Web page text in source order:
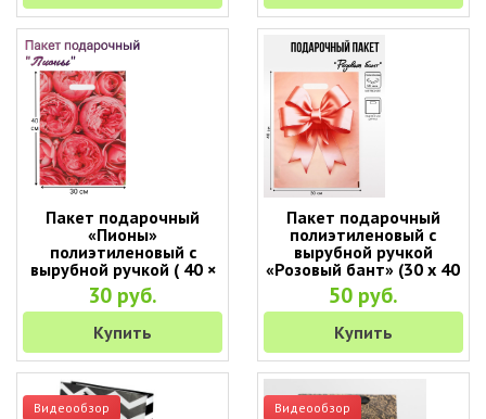
Пакет подарочный
«Пионы»
полиэтиленовый с
вырубной ручкой ( 40 ×
30 см )
30 руб.
Купить
Пакет подарочный
полиэтиленовый с
вырубной ручкой
«Розовый бант» (30 х 40
см)
50 руб.
Купить
Видеообзор Видеообзор